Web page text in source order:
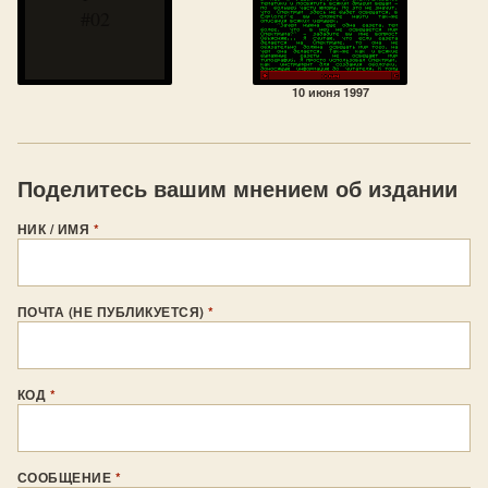
10 июня 1997
Поделитесь вашим мнением об издании
НИК / ИМЯ *
ПОЧТА (НЕ ПУБЛИКУЕТСЯ)*
КОД *
СООБЩЕНИЕ *